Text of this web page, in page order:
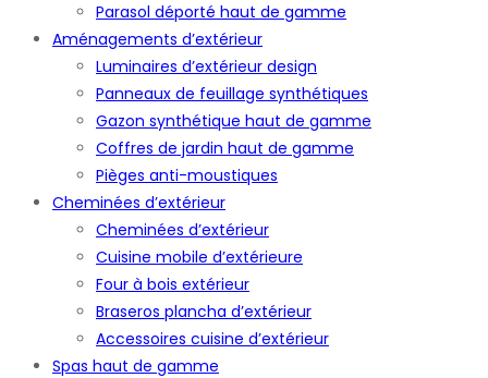
Parasol déporté haut de gamme
Aménagements d’extérieur
Luminaires d’extérieur design
Panneaux de feuillage synthétiques
Gazon synthétique haut de gamme
Coffres de jardin haut de gamme
Pièges anti-moustiques
Cheminées d’extérieur
Cheminées d’extérieur
Cuisine mobile d’extérieure
Four à bois extérieur
Braseros plancha d’extérieur
Accessoires cuisine d’extérieur
Spas haut de gamme